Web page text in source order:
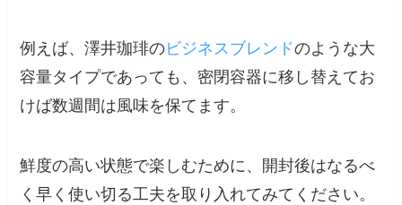
例えば、澤井珈琲のビジネスブレンドのような大
容量タイプであっても、密閉容器に移し替えてお
けば数週間は風味を保てます。
鮮度の高い状態で楽しむために、開封後はなるべ
く早く使い切る工夫を取り入れてみてください。